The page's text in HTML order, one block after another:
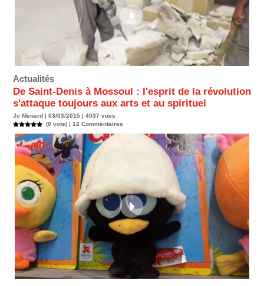
Actualités
De Saint-Denis à Mossoul : l'esprit de la révolution
s'attaque toujours aux arts et au spirituel
Jc Menard | 03/03/2015 | 4037 vues
(0 vote) | 12 Commentaires